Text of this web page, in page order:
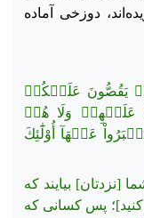
دوزخی آماده
يَقُصُّونَ عَلَيۡكُمۡ
عَلَيۡهِمۡ وَلَا هُمۡ
وَٱسۡتَكۡبَرُواْ عَنۡهَآ أُوْلَٰٓئِكَ
[نزدتان] بیایند که
کنید]؛ پس کسانی که